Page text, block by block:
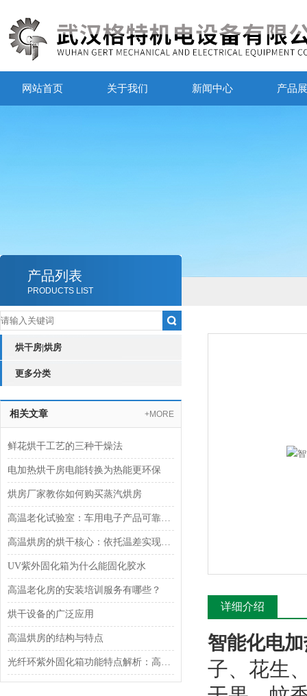
网站首页 关于我们 新闻中心 产品
产品列表
PRODUCTS LIST
烘干房|烘房
更多分类
相关文章 +MORE
鲜花烘干工艺的三种干燥法
电加热烘干房电能转换为热能更环保
烘房厂家教你如何购买蒸汽烘房
高温老化试验室：车用电子产品可靠性验证的“炼金炉”
高温烘房的烘干核心：依托温差实现热量与水分的双向传递
UV紫外固化箱为什么能固化胶水
高温老化房的安装培训服务有哪些？
烘干设备的广泛应用
高温烘房的结构与特点
光纤环紫外固化箱功能特点解析：高效、安全、精准的UV固化解决方案
详细介绍
智能化电
子、花生